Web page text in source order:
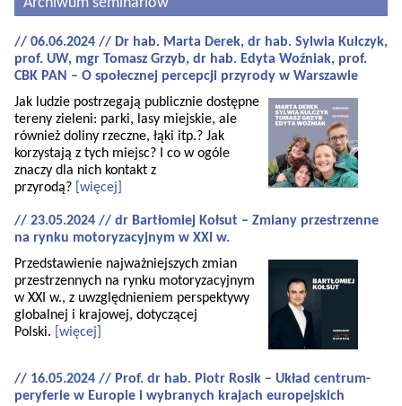
Archiwum seminariów
// 06.06.2024 // Dr hab. Marta Derek, dr hab. Sylwia Kulczyk,
prof. UW, mgr Tomasz Grzyb, dr hab. Edyta Woźniak, prof.
CBK PAN – O społecznej percepcji przyrody w Warszawie
Jak ludzie postrzegają publicznie dostępne
tereny zieleni: parki, lasy miejskie, ale
również doliny rzeczne, łąki itp.? Jak
korzystają z tych miejsc? I co w ogóle
znaczy dla nich kontakt z
przyrodą? [więcej]
// 23.05.2024 // dr Bartłomiej Kołsut – Zmiany przestrzenne
na rynku motoryzacyjnym w XXI w.
Przedstawienie najważniejszych zmian
przestrzennych na rynku motoryzacyjnym
w XXI w., z uwzględnieniem perspektywy
globalnej i krajowej, dotyczącej
Polski.
[więcej]
// 16.05.2024 // Prof. dr hab. Piotr Rosik – Układ centrum-
peryferie w Europie i wybranych krajach europejskich